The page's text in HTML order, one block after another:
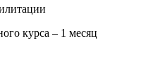
курса – 1 месяц